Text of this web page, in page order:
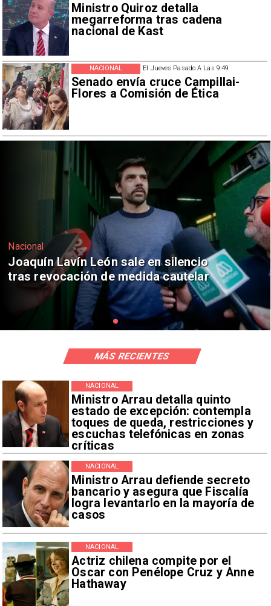
Ministro Quiroz detalla
megarreforma tras cadena
nacional de Kast
El Jueves Pasado A Las 9:49
Senado envía cruce Campillai-
Flores a Comisión de Ética
NACIONAL
Nacional
Chile y Venezuela formalizan reinicio
de relaciones consulares
Ministro Arrau detalla quinto
estado de excepción: contempla
toques de queda, restricciones y
escuchas telefónicas en zonas
críticas
NACIONAL
Ministro Arrau defiende secreto
bancario y asegura que Fiscalía
logra levantarlo en la mayoría de
casos
NACIONAL
Actriz chilena compite por el
Oscar con Penélope Cruz y Anne
Hathaway
NACIONAL
MÁS RECIENTES